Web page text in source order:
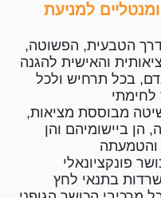
ומנטליים למניעת
הטבעית, הפשוטה,
והאישית להגנה
בכל תרחיש ולכל
לחימתי
מבוססת מציאות,
הן ביישומיהם והן
והטמעתה
פונקציונאלי
בתנאי לחץ